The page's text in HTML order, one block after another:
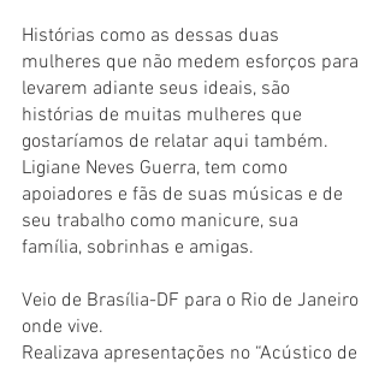
Histórias como as dessas duas
mulheres que não medem esforços para
levarem adiante seus ideais, são
histórias de muitas mulheres que
gostaríamos de relatar aqui também.
Ligiane Neves Guerra, tem como
apoiadores e fãs de suas músicas e de
seu trabalho como manicure, sua
família, sobrinhas e amigas.
Veio de Brasília-DF para o Rio de Janeiro
onde vive.
Realizava apresentações no “Acústico de